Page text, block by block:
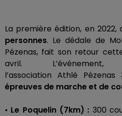
La première édition, en 2022,
personnes. Le dédale de
Pézenas, fait son retour
avril.
l’association Athlé Pézenas
épreuves de marche et de
• Le Poquelin (7km) : 300